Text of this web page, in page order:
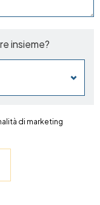
insieme?
di marketing